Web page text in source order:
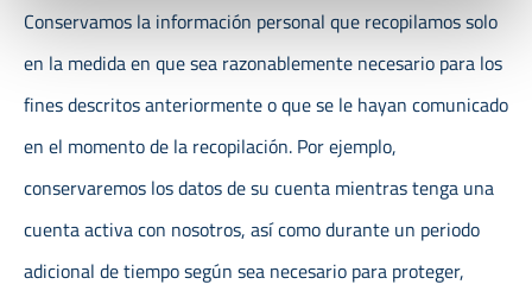
Conservamos la información personal que recopilamos solo
en la medida en que sea razonablemente necesario para los
fines descritos anteriormente o que se le hayan comunicado
en el momento de la recopilación. Por ejemplo,
conservaremos los datos de su cuenta mientras tenga una
cuenta activa con nosotros, así como durante un periodo
adicional de tiempo según sea necesario para proteger,